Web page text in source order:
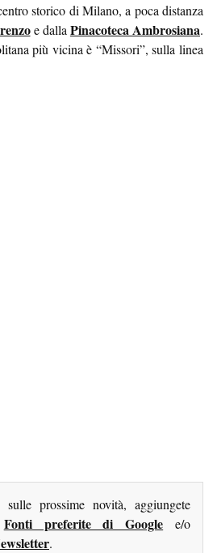
storico di Milano, a poca distanza
e dalla Pinacoteca Ambrosiana.
più vicina è “Missori”, sulla linea
prossime novità, aggiungete
Fonti preferite di Google e/o
.